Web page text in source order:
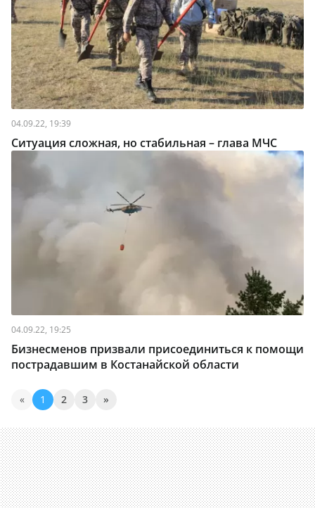
04.09.22, 19:39
Ситуация сложная, но стабильная – глава МЧС
04.09.22, 19:25
Бизнесменов призвали присоединиться к помощи
пострадавшим в Костанайской области
« 1 2 3 »